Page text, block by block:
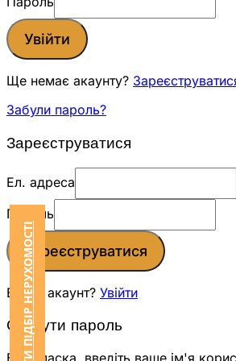
ЗАМОВИТИ ПІДБІР НЕРУХОМОСТІ
Увійти
Ще немає акаунту?
Забули пароль?
Зареєструватися
Ел. адреса
Пароль
Зареєструватися
Вже є акаунт? Увійти
Скинути пароль
Будь ласка, введіть ваше ім'я